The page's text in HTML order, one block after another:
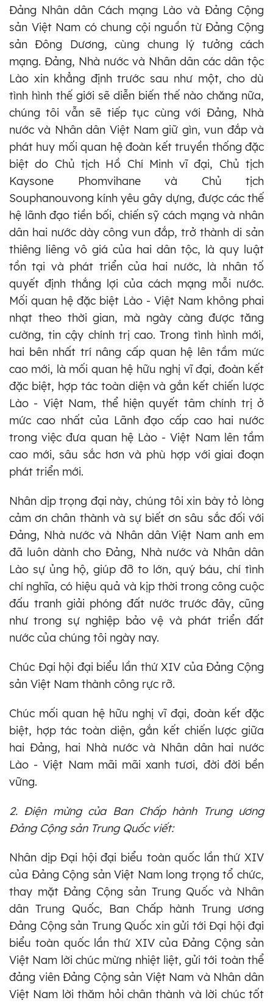
Đảng Nhân dân Cách mạng Lào và Đảng Cộng
sản Việt Nam có chung cội nguồn từ Đảng Cộng
sản Đông Dương, cùng chung lý tưởng cách
mạng. Đảng, Nhà nước và Nhân dân các dân tộc
Lào xin khẳng định trước sau như một, cho dù
tình hình thế giới sẽ diễn biến thế nào chăng nữa,
chúng tôi vẫn sẽ tiếp tục cùng với Đảng, Nhà
nước và Nhân dân Việt Nam giữ gìn, vun đắp và
phát huy mối quan hệ đoàn kết truyền thống đặc
biệt do Chủ tịch Hồ Chí Minh vĩ đại, Chủ tịch
Kaysone Phomvihane và Chủ tịch
Souphanouvong kính yêu gây dựng, được các thế
hệ lãnh đạo tiền bối, chiến sỹ cách mạng và nhân
dân hai nước dày công vun đắp, trở thành di sản
thiêng liêng vô giá của hai dân tộc, là quy luật
tồn tại và phát triển của hai nước, là nhân tố
quyết định thắng lợi của cách mạng mỗi nước.
Mối quan hệ đặc biệt Lào - Việt Nam không phai
nhạt theo thời gian, mà ngày càng được tăng
cường, tin cậy chính trị cao. Trong tình hình mới,
hai bên nhất trí nâng cấp quan hệ lên tầm mức
cao mới, là mối quan hệ hữu nghị vĩ đại, đoàn kết
đặc biệt, hợp tác toàn diện và gắn kết chiến lược
Lào - Việt Nam, thể hiện quyết tâm chính trị ở
mức cao nhất của Lãnh đạo cấp cao hai nước
trong việc đưa quan hệ Lào - Việt Nam lên tầm
cao mới, sâu sắc hơn và phù hợp với giai đoạn
phát triển mới.
Nhân dịp trọng đại này, chúng tôi xin bày tỏ lòng
cảm ơn chân thành và sự biết ơn sâu sắc đối với
Đảng, Nhà nước và Nhân dân Việt Nam anh em
đã luôn dành cho Đảng, Nhà nước và Nhân dân
Lào sự ủng hộ, giúp đỡ to lớn, quý báu, chí tình
chí nghĩa, có hiệu quả và kịp thời trong công cuộc
đấu tranh giải phóng đất nước trước đây, cũng
như trong sự nghiệp bảo vệ và phát triển đất
nước của chúng tôi ngày nay.
Chúc Đại hội đại biểu lần thứ XIV của Đảng Cộng
sản Việt Nam thành công rực rỡ.
Chúc mối quan hệ hữu nghị vĩ đại, đoàn kết đặc
biệt, hợp tác toàn diện, gắn kết chiến lược giữa
hai Đảng, hai Nhà nước và Nhân dân hai nước
Lào - Việt Nam mãi mãi xanh tươi, đời đời bền
vững.
2. Điện mừng của Ban Chấp hành Trung ương
Đảng Cộng sản Trung Quốc viết:
Nhân dịp Đại hội đại biểu toàn quốc lần thứ XIV
của Đảng Cộng sản Việt Nam long trọng tổ chức,
thay mặt Đảng Cộng sản Trung Quốc và Nhân
dân Trung Quốc, Ban Chấp hành Trung ương
Đảng Cộng sản Trung Quốc xin gửi tới Đại hội đại
biểu toàn quốc lần thứ XIV của Đảng Cộng sản
Việt Nam lời chúc mừng nhiệt liệt, gửi tới toàn thể
đảng viên Đảng Cộng sản Việt Nam và Nhân dân
Việt Nam lời thăm hỏi chân thành và lời chúc tốt